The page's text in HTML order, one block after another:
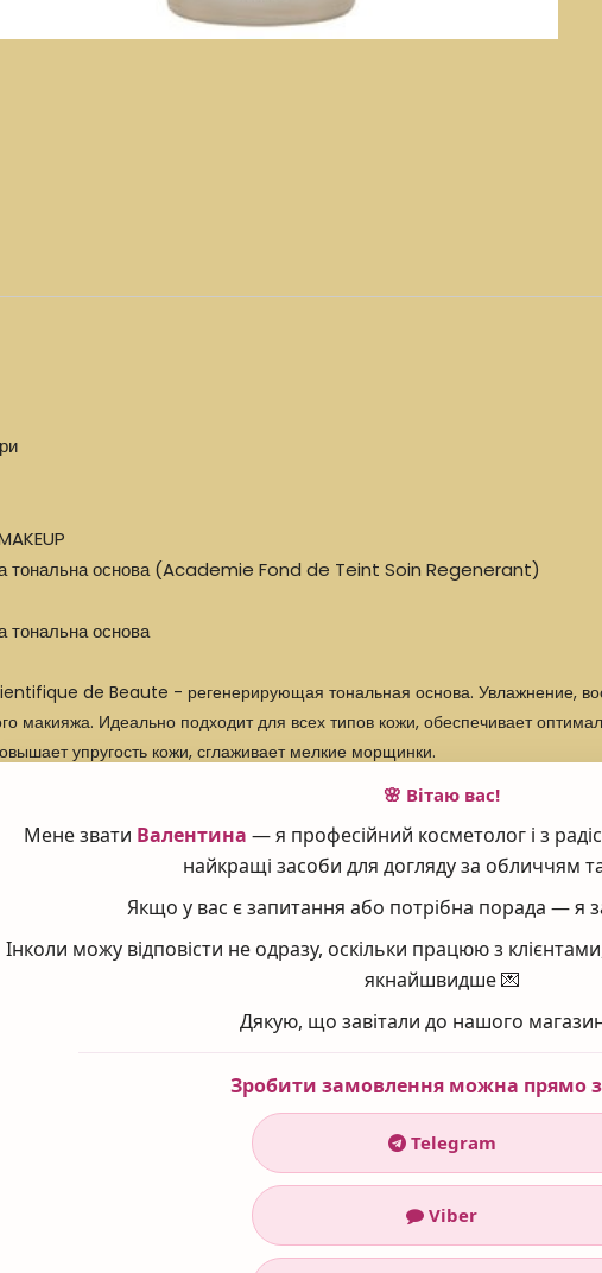
тональна основа (Academie Fond de Teint Soin Regenerant)
тональна основа
de Beaute - регенерирующая тональная основа. Увлажнение,
макияжа. Идеально подходит для всех типов кожи, обеспечивает
упругость кожи, сглаживает мелкие морщинки.
12.5 %
3%
происхождения: 3%
моложе.
🌸 Вітаю вас!
Мене звати Валентина — я професійний косметолог і з
найкращі засоби для догляду за обличчям та
Якщо у вас є запитання або потрібна порада — я
Інколи можу відповісти не одразу, оскільки працюю з
якнайшвидше 💌
Дякую, що завітали до нашого
Зробити замовлення можна прямо
Telegram
Viber